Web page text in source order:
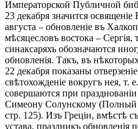
Императорской Публичной
23 декабря значится
августа – обновленіе въ
мѣсяцесловъ востока –
синаксаряхъ обозначаются
обновленія. Такъ, въ
22 декабря показаны
свѣтохожденіе вокругъ нея, т.
совершаются при
Симеону Солунскому (Полный
стр. 125). Изъ Греціи, вмѣстѣ
устава, праздникъ